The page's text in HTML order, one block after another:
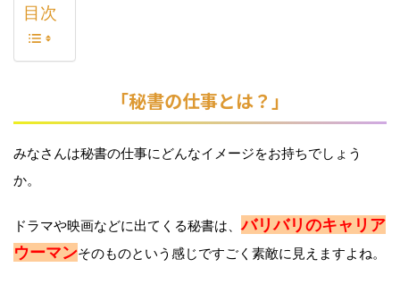
目次
「秘書の仕事とは？」
みなさんは秘書の仕事にどんなイメージをお持ちでしょう
か。
ドラマや映画などに出てくる秘書は、バリバリのキャリア
ウーマンそのものという感じですごく素敵に見えますよね。